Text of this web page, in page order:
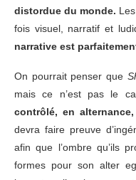
distordue du monde.
fois visuel, narratif et
narrative est
On pourrait penser que
mais ce n’est pas le
contrôlé, en
devra faire preuve
afin que l’ombre qu’ils
formes pour son alter